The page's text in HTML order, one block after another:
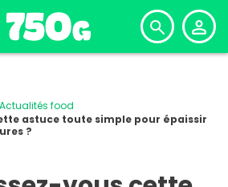
Actualités food
astuce toute simple pour épaissir
?